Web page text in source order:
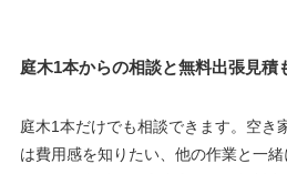
庭木1本からの相談と無料出張見積
庭木1本だけでも相談できます。空き
は費用感を知りたい、他の作業と一緒